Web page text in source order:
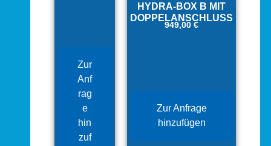
Zur
Anf
rag
e
hin
zuf
HYDRA-BOX B MIT
DOPPELANSCHLUSS
949,00 €
Zur Anfrage
hinzufügen